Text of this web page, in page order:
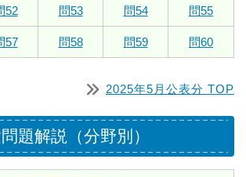
52 問53 問54 問55
57 問58 問59 問60
2025年5月公表分 TOP
題解説（分野別）